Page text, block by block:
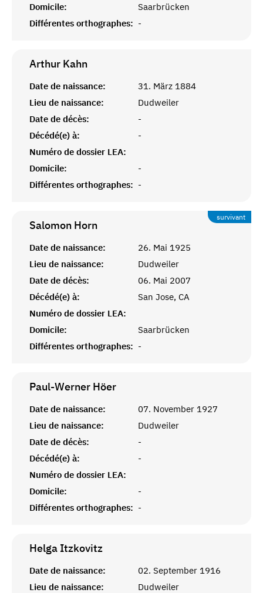
Domicile:
Saarbrücken
Différentes orthographes: -
Arthur Kahn
Date de naissance:
31. März 1884
Lieu de naissance:
Dudweiler
Date de décès:
-
Décédé(e) à:
-
Numéro de dossier LEA:
Domicile:
-
Différentes orthographes: -
survivant
Salomon Horn
Date de naissance:
26. Mai 1925
Lieu de naissance:
Dudweiler
Date de décès:
06. Mai 2007
Décédé(e) à:
San Jose, CA
Numéro de dossier LEA:
Domicile:
Saarbrücken
Différentes orthographes: -
Paul-Werner Höer
Date de naissance:
07. November 1927
Lieu de naissance:
Dudweiler
Date de décès:
-
Décédé(e) à:
-
Numéro de dossier LEA:
Domicile:
-
Différentes orthographes: -
Helga Itzkovitz
Date de naissance:
02. September 1916
Lieu de naissance:
Dudweiler